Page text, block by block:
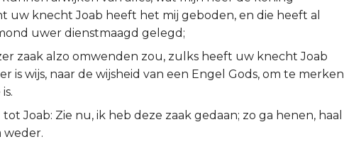
uw knecht Joab heeft het mij geboden, en die heeft al
uwer dienstmaagd gelegd;
zaak alzo omwenden zou, zulks heeft uw knecht Joab
is wijs, naar de wijsheid van een Engel Gods, om te merken
Joab: Zie nu, ik heb deze zaak gedaan; zo ga henen, haal
weder.